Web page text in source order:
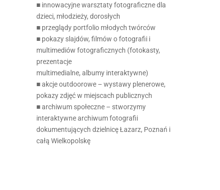
■ innowacyjne warsztaty fotograficzne dla
dzieci, młodzieży, dorosłych
■ przeglądy portfolio młodych twórców
■ pokazy slajdów, filmów o fotografii i
multimediów fotograficznych (fotokasty,
prezentacje
multimedialne, albumy interaktywne)
■ akcje outdoorowe – wystawy plenerowe,
pokazy zdjęć w miejscach publicznych
■ archiwum społeczne – stworzymy
interaktywne archiwum fotografii
dokumentujących dzielnicę Łazarz, Poznań i
całą Wielkopolskę